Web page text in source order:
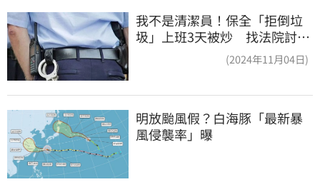
我不是清潔員！保全「拒倒垃
圾」上班3天被炒 找法院討公
(2024年11月04日)
明放颱風假？白海豚「最新暴
風侵襲率」曝